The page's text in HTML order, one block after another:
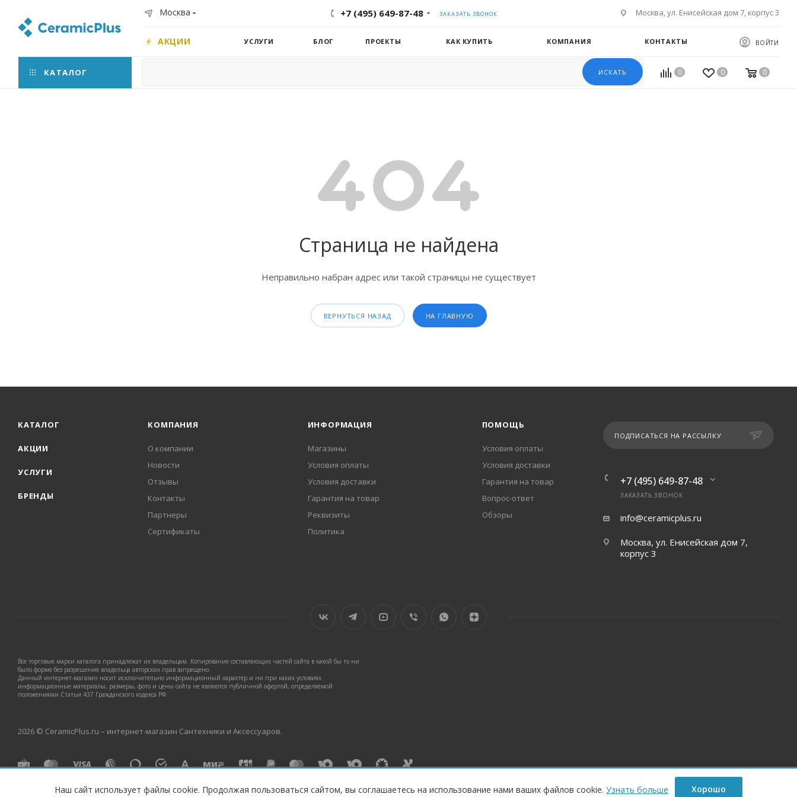
Москва +7 (495) 649-87-48 ЗАКАЗАТЬ ЗВОНОК Москва, ул. Енисейская дом 7, корпус 3
АКЦИИ УСЛУГИ БЛОГ ПРОЕКТЫ КАК КУПИТЬ КОМПАНИЯ КОНТАКТЫ ВОЙТИ
КАТАЛОГ ИСКАТЬ 0 0 0
Страница не найдена
Неправильно набран адрес или такой страницы не существует
ВЕРНУТЬСЯ НАЗАД НА ГЛАВНУЮ
КАТАЛОГ
АКЦИИ
УСЛУГИ
БРЕНДЫ
КОМПАНИЯ
О компании
Новости
Отзывы
Контакты
Партнеры
Сертификаты
ИНФОРМАЦИЯ
Магазины
Условия оплаты
Условия доставки
Гарантия на товар
Реквизиты
Политика
ПОМОЩЬ
Условия оплаты
Условия доставки
Гарантия на товар
Вопрос-ответ
Обзоры
ПОДПИСАТЬСЯ НА РАССЫЛКУ
+7 (495) 649-87-48
ЗАКАЗАТЬ ЗВОНОК
info@ceramicplus.ru
Москва, ул. Енисейская дом 7,
корпус 3
Все торговые марки каталога принадлежат их владельцам. Копирование составляющих частей сайта в какой бы то ни
было форме без разрешения владельца авторских прав запрещено.
Данный интернет-магазин носит исключительно информационный характер и ни при каких условиях
информационные материалы, размеры, фото и цены сайта не являются публичной офертой, определяемой
положениями Статьи 437 Гражданского кодекса РФ.
2026 © CeramicPlus.ru – интернет-магазин Сантехники и Аксессуаров.
Наш сайт использует файлы cookie. Продолжая пользоваться сайтом, вы соглашаетесь на использование нами ваших файлов cookie. Узнать больше Хорошо